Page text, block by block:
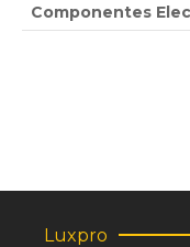
Componentes
Luxpro